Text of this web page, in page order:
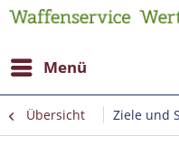
Menü
Übersicht Ziele und